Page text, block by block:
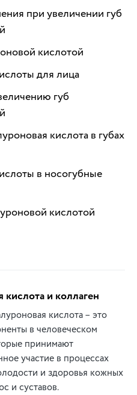
при увеличении губ
кислотой
для лица
губ
кислота в губах
в носогубные
кислотой
кислота и коллаген
кислота – это
в человеческом
принимают
участие в процессах
и здоровья кожных
и суставов.